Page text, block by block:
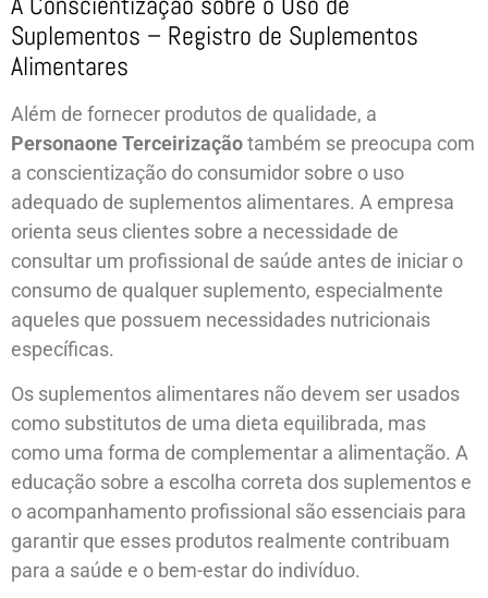
Suplementos – Registro de Suplementos
Alimentares
Além de fornecer produtos de qualidade, a
Personaone Terceirizaçãotambém se preocupa com
a conscientização do consumidor sobre o uso
adequado de suplementos alimentares. A empresa
orienta seus clientes sobre a necessidade de
consultar um profissional de saúde antes de iniciar o
consumo de qualquer suplemento, especialmente
aqueles que possuem necessidades nutricionais
específicas.
Os suplementos alimentares não devem ser usados
como substitutos de uma dieta equilibrada, mas
como uma forma de complementar a alimentação. A
educação sobre a escolha correta dos suplementos e
o acompanhamento profissional são essenciais para
garantir que esses produtos realmente contribuam
para a saúde e o bem-estar do indivíduo.